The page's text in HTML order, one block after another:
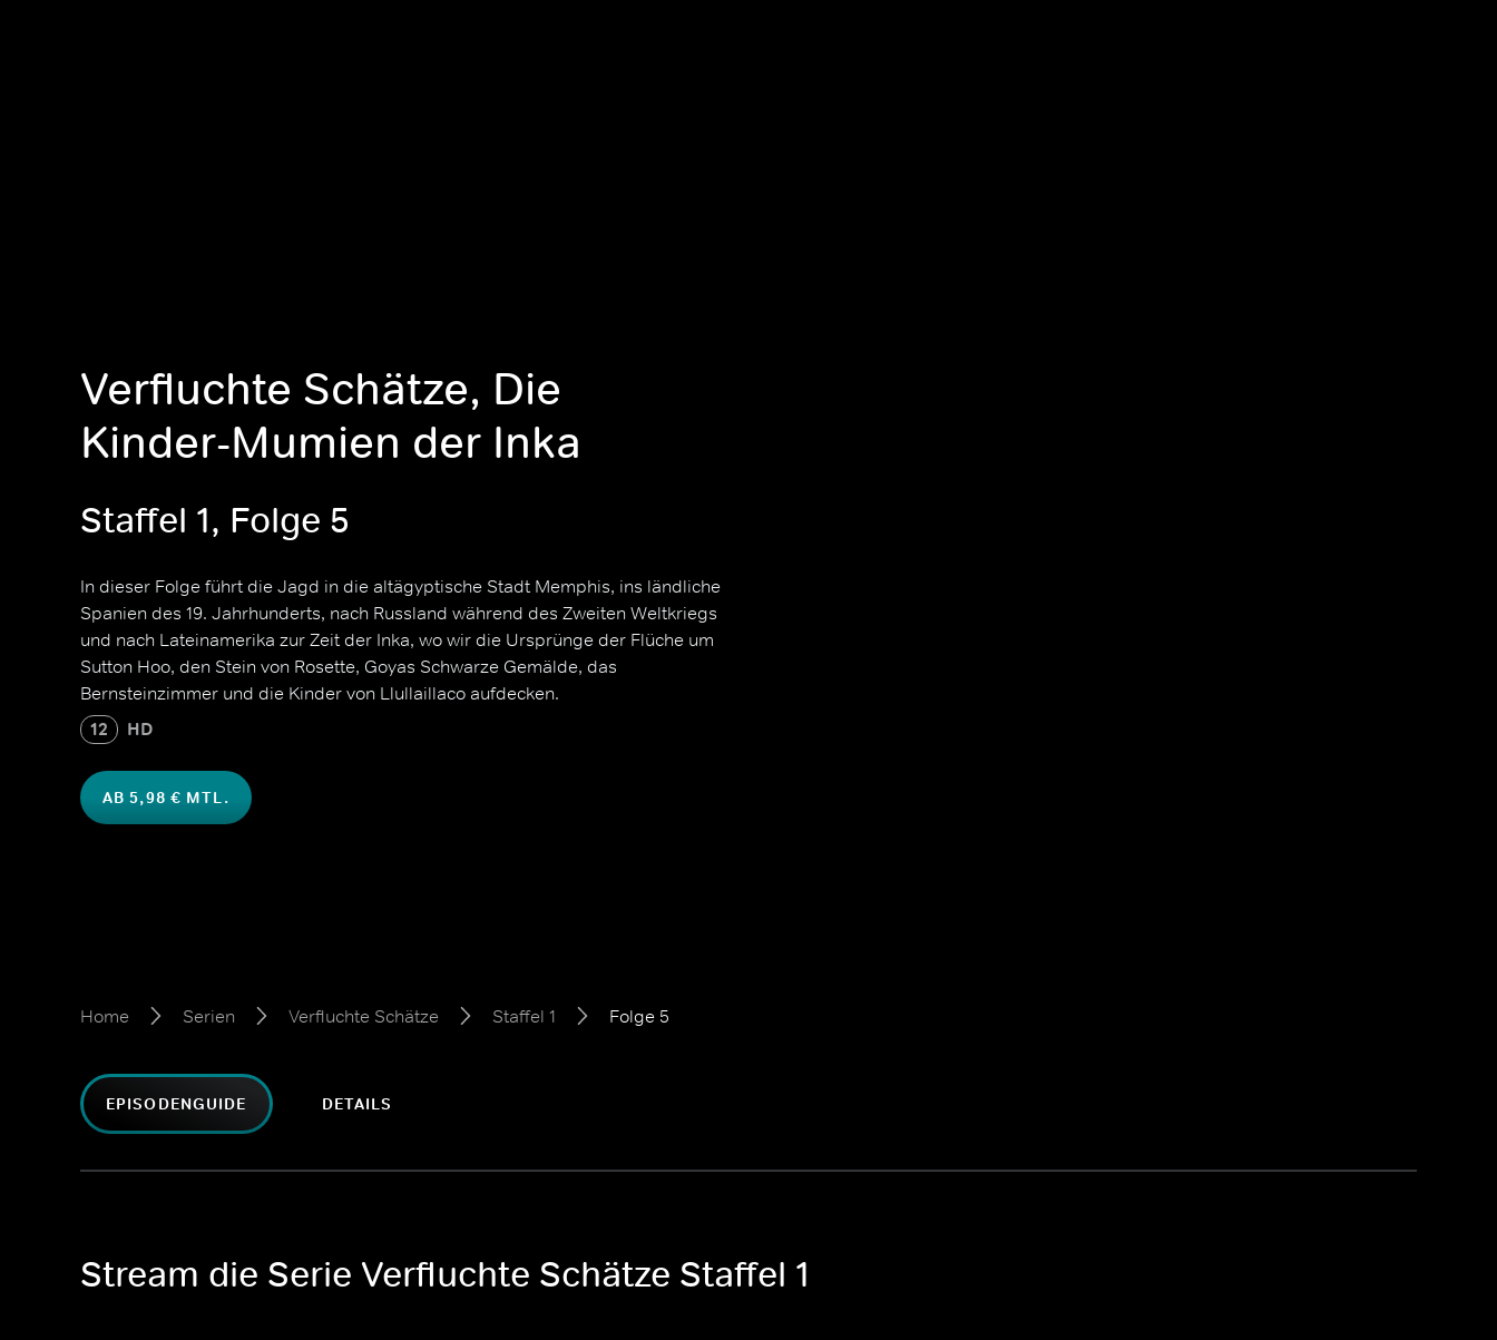
Verfluchte Schätze, Die
Kinder-Mumien der Inka
Staffel 1, Folge 5
In dieser Folge führt die Jagd in die altägyptische Stadt Memphis, ins ländliche
Spanien des 19. Jahrhunderts, nach Russland während des Zweiten Weltkriegs
und nach Lateinamerika zur Zeit der Inka, wo wir die Ursprünge der Flüche um
Sutton Hoo, den Stein von Rosette, Goyas Schwarze Gemälde, das
Bernsteinzimmer und die Kinder von Llullaillaco aufdecken.
12 HD
AB 5,98 € MTL.
Home Serien Verfluchte Schätze Staffel 1 Folge 5
EPISODENGUIDE DETAILS
Stream die Serie Verfluchte Schätze Staffel 1